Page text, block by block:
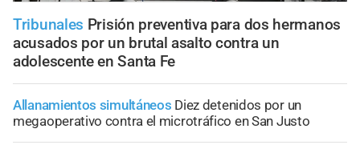
Tribunales Prisión preventiva para dos hermanos
acusados por un brutal asalto contra un
adolescente en Santa Fe
Allanamientos simultáneos Diez detenidos por un
megaoperativo contra el microtráfico en San Justo